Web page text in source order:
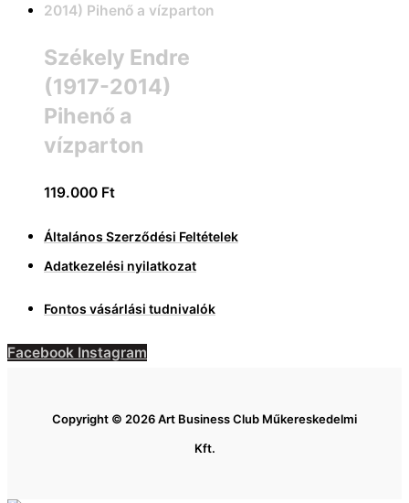
Székely Endre
(1917-2014)
Pihenő a
vízparton
119.000 Ft
Általános Szerződési Feltételek
Adatkezelési nyilatkozat
Fontos vásárlási tudnivalók
Facebook Instagram
Copyright © 2026 Art Business Club Műkereskedelmi
Kft.